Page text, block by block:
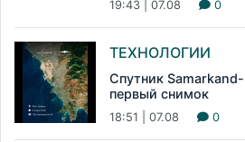
19:43 | 07.08 0
ТЕХНОЛОГИИ
Спутник
первый снимок
18:51 | 07.08 0